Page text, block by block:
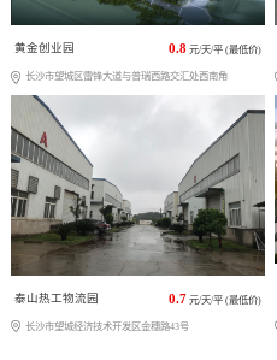
黄金创业园 0.8 元/天/平 (最低价)
长沙市望城区雷锋大道与普瑞西路交汇处西南角
泰山热工物流园 0.7 元/天/平 (最低价)
长沙市望城经济技术开发区金穗路43号